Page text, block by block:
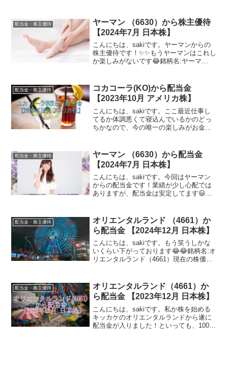
より上がってました✨今回来た株主優...
配当金・株主優待
ヤーマン （6630）から株主優待
【2024年7月 日本株】
こんにちは、sakiです。ヤーマンからの
株主優待です！✨✨もうヤーマンはこれし
か楽しみがないです😂銘柄名:ヤーマ
ています買った頃の値段には戻らなさそ
う...
配当金・株主優待
コカコーラ(KO)から配当金
【2023年10月 アメリカ株】
こんにちは、sakiです。ここ最近仕事し
てるか体調悪くて寝込んでいるかのどっ
ちかなので、今の唯一の楽しみがお金が
で、早速お金が増えた話をお届けしま
す。といっても株価下が...
配当金・株主優待
ヤーマン （6630）から配当金
【2024年7月 日本株】
こんにちは、sakiです。今回はヤーマン
からの配当金です！業績が少し心配では
ありますが、配当金は安定してます😃銘
を参考にしています買った頃よりかなり
下...
配当金・株主優待
オリエンタルランド （4661）か
ら配当金 【2024年12月 日本株】
こんにちは、sakiです。もう笑うしかな
いくらい下がっております😂😂銘柄名:オ
リエンタルランド（4661）現在の株価
り10万以上下がりました😂😂現在の予
想...
配当金・株主優待
オリエンタルランド（4661）か
ら配当金 【2023年12月 日本株】
こんにちは、sakiです。私か株を始める
キッカケのオリエンタルランドから遂に
配当金が入りました！といっても、100株